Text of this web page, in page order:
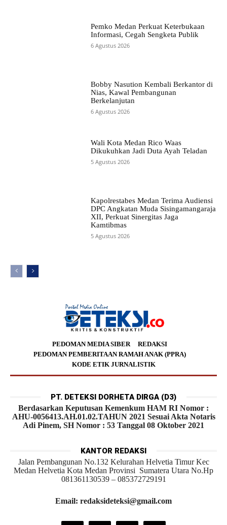
Pemko Medan Perkuat Keterbukaan
Informasi, Cegah Sengketa Publik
6 Agustus 2026
Bobby Nasution Kembali Berkantor di
Nias, Kawal Pembangunan
Berkelanjutan
6 Agustus 2026
Wali Kota Medan Rico Waas
Dikukuhkan Jadi Duta Ayah Teladan
5 Agustus 2026
Kapolrestabes Medan Terima Audiensi
DPC Angkatan Muda Sisingamangaraja
XII, Perkuat Sinergitas Jaga
Kamtibmas
5 Agustus 2026
PEDOMAN MEDIA SIBER
REDAKSI
PEDOMAN PEMBERITAAN RAMAH ANAK (PPRA)
KODE ETIK JURNALISTIK
PT. DETEKSI DORHETA DIRGA (D3)
Berdasarkan Keputusan Kemenkum HAM RI Nomor :
AHU-0056413.AH.01.02.TAHUN 2021 Sesuai Akta Notaris
Adi Pinem, SH Nomor : 53 Tanggal 08 Oktober 2021
KANTOR REDAKSI
Jalan Pembangunan No.132 Kelurahan Helvetia Timur Kec
Medan Helvetia Kota Medan Provinsi Sumatera Utara No.Hp
081361130539 – 085372729191
Email: redaksideteksi@gmail.com